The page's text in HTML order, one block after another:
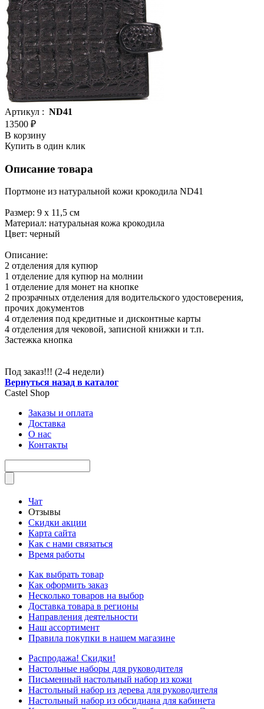
Артикул : ND41
13500 ₽
В корзину
Купить в один клик
Описание товара
Портмоне из натуральной кожи крокодила ND41
Размер: 9 х 11,5 см
Материал: натуральная кожа крокодила
Цвет: черный
Описание:
2 отделения для купюр
1 отделение для купюр на молнии
1 отделение для монет на кнопке
2 прозрачных отделения для водительского удостоверения,
прочих документов
4 отделения под кредитные и дисконтные карты
4 отделения для чековой, записной книжки и т.п.
Застежка кнопка
Под заказ!!! (2-4 недели)
Вернуться назад в каталог
Castel Shop
Заказы и оплата
Доставка
О нас
Контакты
Чат
Отзывы
Скидки акции
Карта сайта
Как с нами связаться
Время работы
Как выбрать товар
Как оформить заказ
Несколько товаров на выбор
Доставка товара в регионы
Направления деятельности
Наш ассортимент
Правила покупки в нашем магазине
Распродажа! Скидки!
Настольные наборы для руководителя
Письменный настольный набор из кожи
Настольный набор из дерева для руководителя
Настольный набор из обсидиана для кабинета